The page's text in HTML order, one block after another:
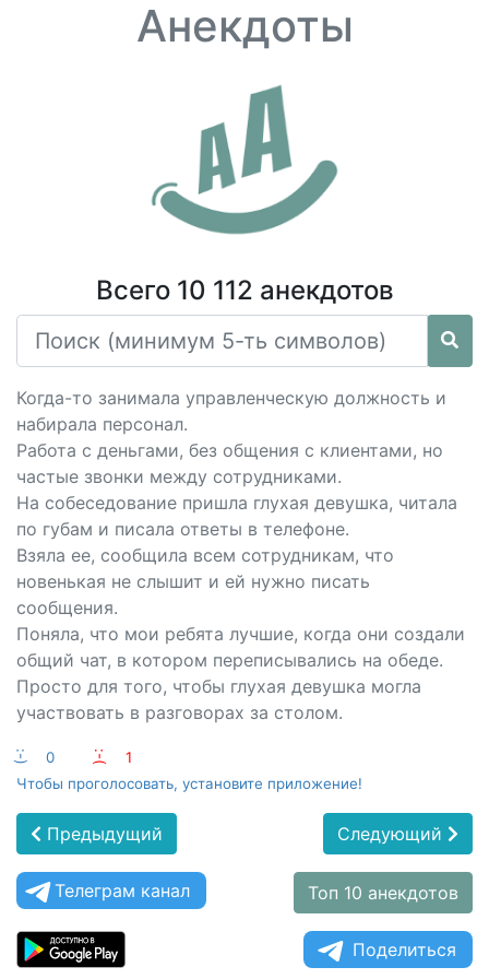
Анекдоты
Всего 10 112 анекдотов
Когда-то занимала управленческую должность и
набирала персонал.
Работа с деньгами, без общения с клиентами, но
частые звонки между сотрудниками.
На собеседование пришла глухая девушка, читала
по губам и писала ответы в телефоне.
Взяла ее, сообщила всем сотрудникам, что
новенькая не слышит и ей нужно писать
сообщения.
Поняла, что мои ребята лучшие, когда они создали
общий чат, в котором переписывались на обеде.
Просто для того, чтобы глухая девушка могла
участвовать в разговорах за столом.
:-) 0 :-(
1
Чтобы проголосовать, установите приложение!
Предыдущий Следующий
Телеграм канал Топ 10 анекдотов
Поделиться